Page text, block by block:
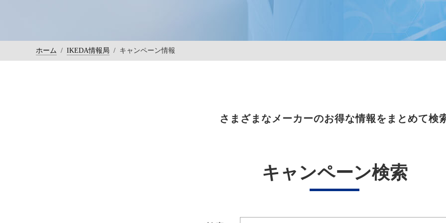
ホーム / IKEDA情報局 / キャンペーン情報
さまざまなメーカーのお得な情報をまとめて検
キャンペーン検索